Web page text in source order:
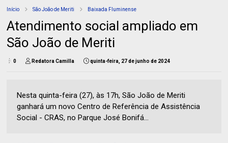
Início São João de Meriti Baixada Fluminense
Atendimento social ampliado em
São João de Meriti
0 Redatora Camilla quinta-feira, 27 de junho de 2024
Nesta quinta-feira (27), às 17h, São João de Meriti
ganhará um novo Centro de Referência de Assistência
Social - CRAS, no Parque José Bonifá...